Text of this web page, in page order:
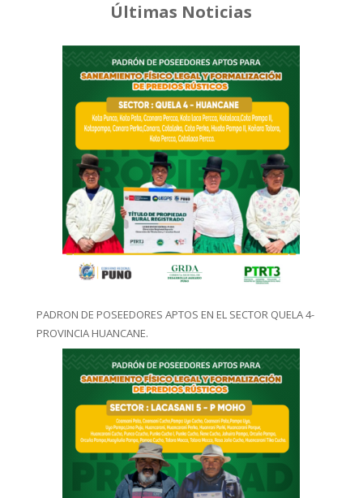
Últimas Noticias
PADRON DE POSEEDORES APTOS EN EL SECTOR QUELA 4-
PROVINCIA HUANCANE.